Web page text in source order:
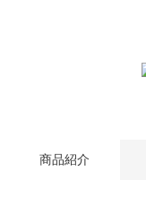
商品紹介